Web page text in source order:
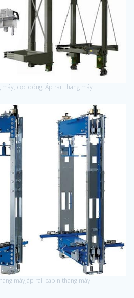
máy, cọc dóng, Áp rail thang máy
máy,áp rail cabin thang máy